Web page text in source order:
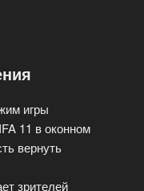
игры
11 в оконном
вернуть
зрителей